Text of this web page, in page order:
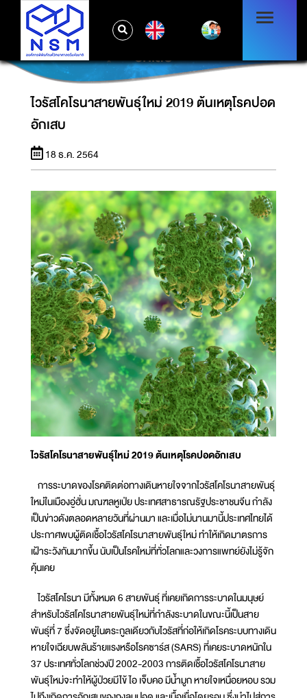
ไวรัสโคโรนาสายพันธุ์ใหม่ 2019 ต้นเหตุโรคปอด
อักเสบ
ไวรัสโคโรนาสายพันธุ์ใหม่ 2019 ต้นเหตุโรคปอด
อักเสบ
18 ธ.ค. 2564
ไวรัสโคโรนาสายพันธุ์ใหม่ 2019 ต้นเหตุโรคปอดอักเสบ
การระบาดของโรคติดต่อทางเดินหายใจจากไวรัสโคโรนาสายพันธุ์
ใหม่ในเมืองอู่ฮั่น มณฑลหูเป่ย ประเทศสาธารณรัฐประชาชนจีน กำลัง
เป็นข่าวดังตลอดหลายวันที่ผ่านมา และเมื่อไม่นานมานี้ประเทศไทยได้
ประกาศพบผู้ติดเชื้อไวรัสโคโรนาสายพันธุ์ใหม่ ทำให้เกิดมาตรการ
เฝ้าระวังกันมากขึ้น นับเป็นโรคใหม่ที่ทั่วโลกและวงการแพทย์ยังไม่รู้จัก
คุ้นเคย
ไวรัสโคโรนา มีทั้งหมด 6 สายพันธุ์ ที่เคยเกิดการระบาดในมนุษย์
สำหรับไวรัสโคโรนาสายพันธุ์ใหม่ที่กำลังระบาดในขณะนี้เป็นสาย
พันธุ์ที่ 7 ซึ่งจัดอยู่ในตระกูลเดียวกับไวรัสที่ก่อให้เกิดโรคระบบทางเดิน
หายใจเฉียบพลันร้ายแรงหรือโรคซาร์ส (SARS) ที่เคยระบาดหนักใน
37 ประเทศทั่วโลกช่วงปี 2002-2003 การติดเชื้อไวรัสโคโรนาสาย
พันธุ์ใหม่จะทำให้ผู้ป่วยมีไข้ ไอ เจ็บคอ มีน้ำมูก หายใจเหนื่อยหอบ รวม